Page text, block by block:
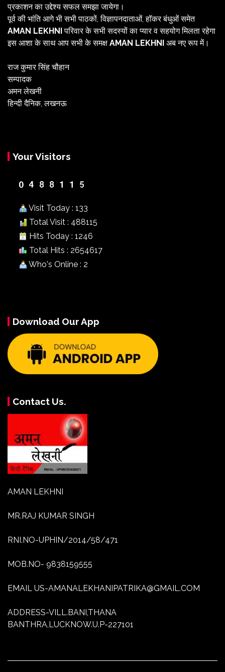
प्रकाशन का उद्देश्य सफल समझा जायेगा।
पूर्व की भांति आगे भी सभी पाठकों, विज्ञापनदाताओं, हॉकर बंधुओं समेत
AMAN LEKHNIपरिवार के सभी सदस्यों का प्यार व सहयोग मिलता रहेगा
इस आशा के साथ आप सभी के समक्ष AMAN LEKHNI अब नए रूप में।
राज कुमार सिंह चौहान
सम्पादक
अमन लेखनी
हिन्दी दैनिक, लखनऊ
Your Visitors
Visit Today : 133
Total Visit : 488115
Hits Today : 1246
Total Hits : 2654617
Who's Online : 2
Download Our App
Contact Us.
AMAN LEKHNI
MR.RAJ KUMAR SINGH
RNI.NO-UPHIN/2014/58/471
MOB.NO- 9838159555
EMAIL US-AMANALEKHANIPATRIKA@GMAIL.COM
ADDRESS-VILL.BANI,THANA
BANTHRA,LUCKNOW.U.P-227101